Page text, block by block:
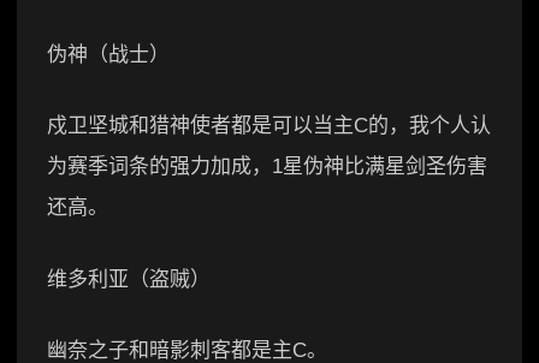
伪神（战士）
戍卫坚城和猎神使者都是可以当主C的，我个人认
为赛季词条的强力加成，1星伪神比满星剑圣伤害
还高。
维多利亚（盗贼）
幽奈之子和暗影刺客都是主C。